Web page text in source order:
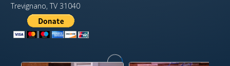
Trevignano, TV 31040